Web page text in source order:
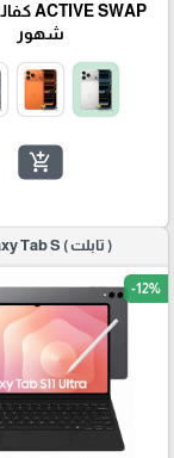
شهور
add_shopping_cart
( تابلت ) Galaxy Tab S
-12%